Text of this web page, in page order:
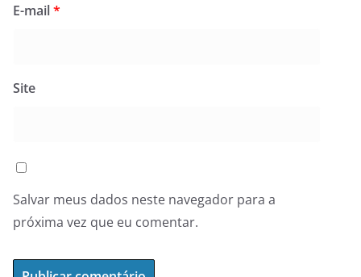
E-mail*
Site
Salvar meus dados neste navegador para a
próxima vez que eu comentar.